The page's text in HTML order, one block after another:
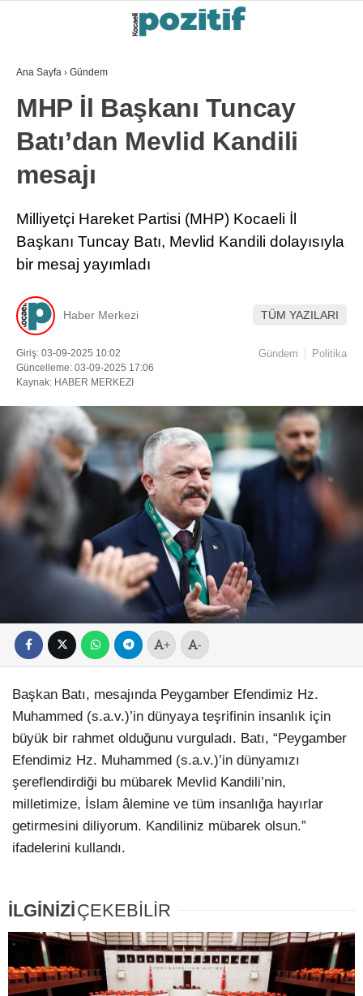
Ana Sayfa › Gündem
MHP İl Başkanı Tuncay
Batı’dan Mevlid Kandili
mesajı
Milliyetçi Hareket Partisi (MHP) Kocaeli İl
Başkanı Tuncay Batı, Mevlid Kandili dolayısıyla
bir mesaj yayımladı
Haber Merkezi TÜM YAZILARI
Giriş: 03-09-2025 10:02
Güncelleme: 03-09-2025 17:06
Kaynak: HABER MERKEZI
Gündem Politika
+ -
Başkan Batı, mesajında Peygamber Efendimiz Hz.
Muhammed (s.a.v.)’in dünyaya teşrifinin insanlık için
büyük bir rahmet olduğunu vurguladı. Batı, “Peygamber
Efendimiz Hz. Muhammed (s.a.v.)’in dünyamızı
şereflendirdiği bu mübarek Mevlid Kandili’nin,
milletimize, İslam âlemine ve tüm insanlığa hayırlar
getirmesini diliyorum. Kandiliniz mübarek olsun.”
ifadelerini kullandı.
İLGİNİZİÇEKEBİLİR